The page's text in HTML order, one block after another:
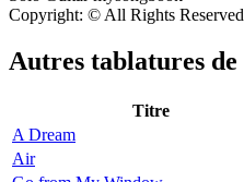
Copyright: © All Rights Reserved
Autres tablatures de
Titre
A Dream
Air